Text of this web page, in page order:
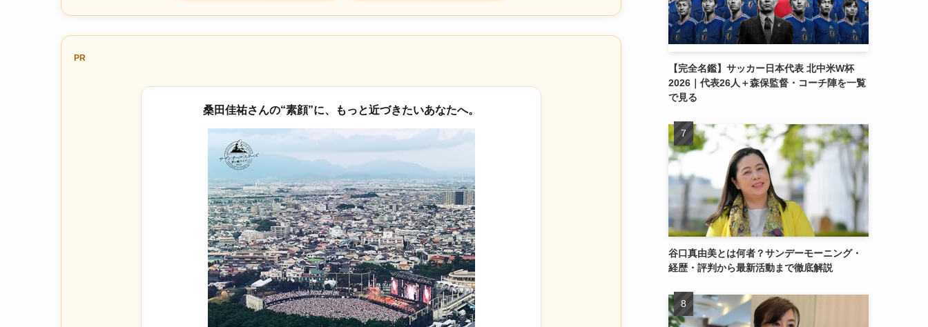
PR
桑田佳祐さんの“素顔”に、もっと近づきたいあなたへ。
【完全名鑑】サッカー日本代表 北中米W杯
2026｜代表26人＋森保監督・コーチ陣を一覧
で見る
谷口真由美とは何者？サンデーモーニング・
経歴・評判から最新活動まで徹底解説